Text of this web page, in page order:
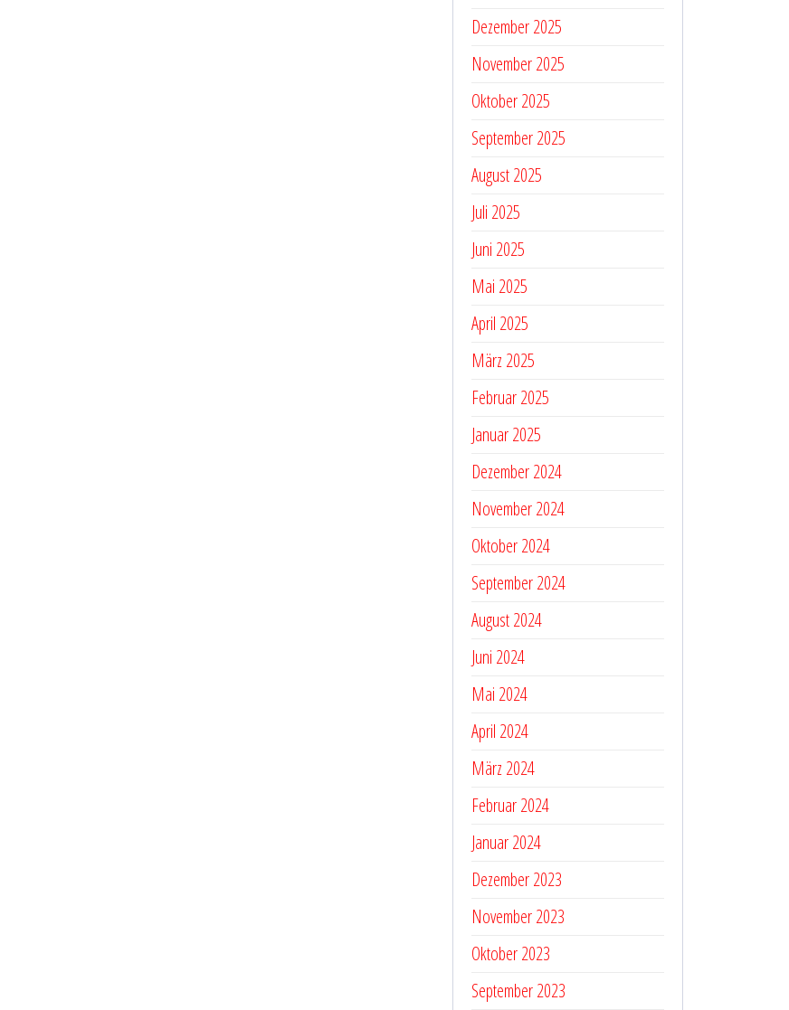
Dezember 2025
November 2025
Oktober 2025
September 2025
August 2025
Juli 2025
Juni 2025
Mai 2025
April 2025
März 2025
Februar 2025
Januar 2025
Dezember 2024
November 2024
Oktober 2024
September 2024
August 2024
Juni 2024
Mai 2024
April 2024
März 2024
Februar 2024
Januar 2024
Dezember 2023
November 2023
Oktober 2023
September 2023